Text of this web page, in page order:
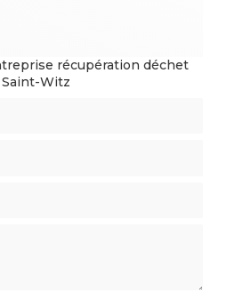
récupération déchet
Witz